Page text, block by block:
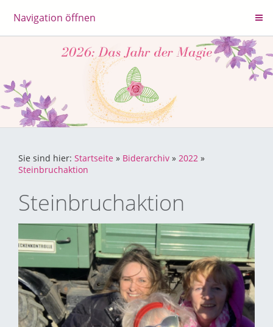
Navigation öffnen
Sie sind hier: Startseite » Biderarchiv » 2022 »
Steinbruchaktion
Steinbruchaktion